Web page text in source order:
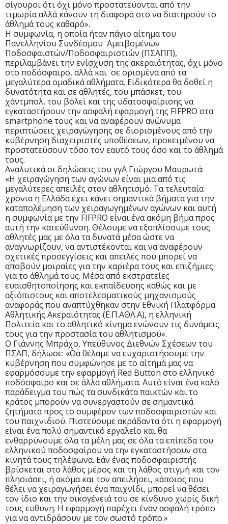
σίγουροι ότι όχι μόνο προστατεύονται από την
τιμωρία αλλά κάνουν τη διαφορά στο να διατηρούν το
άθλημά τους καθαρό».
Η συμφωνία, η οποία ήταν πάγιο αίτημα του
Πανελληνίου Συνδέσμου Αμειβομένων
Ποδοσφαιστών/Ποδοσφαιριστιών (ΠΣΑΠΠ),
περιλαμβάνει την ενίσχυση της ακεραιότητας, όχι μόνο
στο ποδόσφαιρο, αλλά και σε ορισμένα από τα
μεγαλύτερα ομαδικά αθλήματα. Ειδικότερα θα δοθεί η
δυνατότητα και σε αθλητές, του μπάσκετ, του
χάντμπολ, του βόλεϊ και της υδατοσφαίρισης να
εγκαταστήσουν την ασφαλή εφαρμογή της FIFPRO στα
smartphone τους και να αναφέρουν ανώνυμα
περιπτώσεις χειραγώγησης σε διορισμένους από την
κυβέρνηση διαχειριστές υποθέσεων, προκειμένου να
προστατεύσουν τόσο τον εαυτό τους όσο και το άθλημά
τους.
Αναλυτικά οι δηλώσεις του γγΑ Γιώργου Μαυρωτά:
«Η χειραγώγηση των αγώνων είναι μια από τις
μεγαλύτερες απειλές στον αθλητισμό. Τα τελευταία
χρόνια η Ελλάδα έχει κάνει σημαντικά βήματα για την
καταπολέμηση των χειραγωγημένων αγώνων και αυτή
η συμφωνία με την FIFPRO είναι ένα ακόμη βήμα προς
αυτή την κατεύθυνση. Θέλουμε να εξοπλίσουμε τους
αθλητές μας με όλα τα δυνατά μέσα ώστε να
αναγνωρίζουν, να αντιστέκονται και να αναφέρουν
σχετικές προσεγγίσεις και απειλές που μπορεί να
αποβούν μοιραίες για την καριέρα τους και επιζήμιες
για το άθλημά τους. Μέσα από εκστρατείες
ευαισθητοποίησης και εκπαίδευσης καθώς και με
αξιόπιστους και αποτελεσματικούς μηχανισμούς
αναφοράς που αναπτύχθηκαν στην Εθνική Πλατφόρμα
Αθλητικής Ακεραιότητας (Ε.Π.ΑΘΛ.Α), η ελληνική
Πολιτεία και το αθλητικό κίνημα ενώνουν τις δυνάμεις
τους για την προστασία του αθλητισμού».
Ο Γιάννης Μπράχο, Υπεύθυνος Διεθνών Σχέσεων του
ΠΣΑΠ, δήλωσε: «Θα θέλαμε να ευχαριστήσουμε την
κυβέρνηση που συμφώνησε με το αίτημά μας να
εφαρμόσουμε την εφαρμογή Red Button στο ελληνικό
ποδόσφαιρο και σε άλλα αθλήματα. Αυτό είναι ένα καλό
παράδειγμα του πώς τα συνδικάτα παικτών και το
κράτος μπορούν να συνεργαστούν σε σημαντικά
ζητήματα προς το συμφέρον των ποδοσφαιριστών και
του παιχνιδιού. Πιστεύουμε ακράδαντα ότι η εφαρμογή
είναι ένα πολύ σημαντικό εργαλείο και θα
ενθαρρύνουμε όλα τα μέλη μας σε όλα τα επίπεδα του
ελληνικού ποδοσφαίρου να την εγκαταστήσουν στα
κινητά τους τηλέφωνα. Εάν ένας ποδοσφαιριστής
βρίσκεται στο λάθος μέρος και τη λάθος στιγμή και τον
πλησιάσει, ή ακόμα και τον απειλήσει, κάποιος που
θέλει να χειραγωγήσει ένα παιχνίδι, μπορεί να θέσει
τον ίδιο και την οικογένειά του σε κίνδυνο χωρίς δική
τους ευθύνη. Η εφαρμογή παρέχει έναν ασφαλή τρόπο
για να αντιδράσουν με τον σωστό τρόπο.»